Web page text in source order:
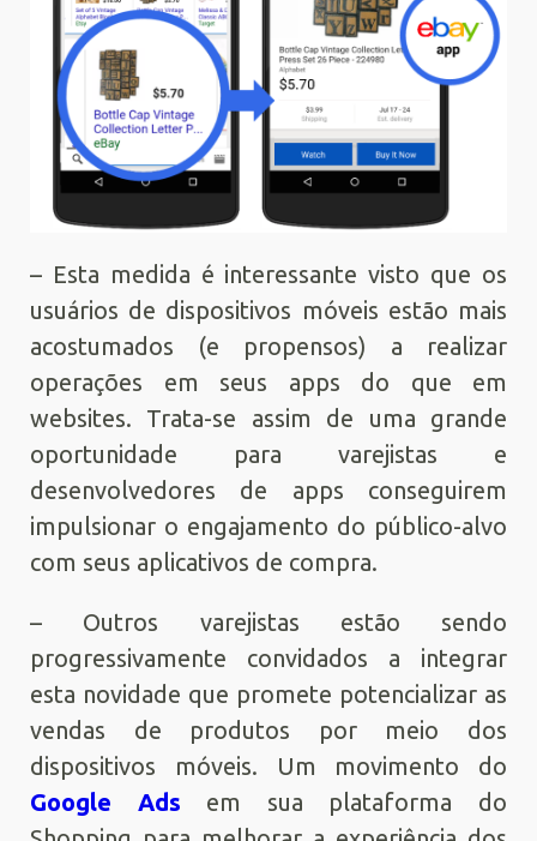
– Esta medida é interessante visto que os
usuários de dispositivos móveis estão mais
acostumados (e propensos) a realizar
operações em seus apps do que em
websites. Trata-se assim de uma grande
oportunidade para varejistas e
desenvolvedores de apps conseguirem
impulsionar o engajamento do público-alvo
com seus aplicativos de compra.
– Outros varejistas estão sendo
progressivamente convidados a integrar
esta novidade que promete potencializar as
vendas de produtos por meio dos
dispositivos móveis. Um movimento do
Google Ads em sua plataforma do